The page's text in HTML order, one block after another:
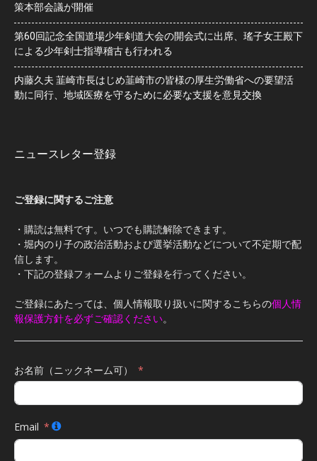
策本部会議が開催
第60回記念全国道場少年剣道大会の開会式に出席、瑤子女王殿下
による少年剣士指導稽古も行われる
内藤久夫 韮崎市長はじめ韮崎市の皆様の厚生労働省への要望活
動に同行、地域医療を守るために必要な支援を意見交換
ニュースレター登録
ご登録に関するご注意
・購読は無料です。いつでも購読解除できます。
・堀内のり子の政治活動および選挙活動などについて不定期で配
信します。
・下記の登録フォームよりご登録を行ってください。
ご登録にあたっては、個人情報取り扱いに関するこちらの個人情
報保護方針を必ずご確認ください。
お名前（ニックネーム可）
Email